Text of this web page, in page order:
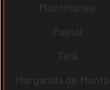
Montmaneu
Papiol
Teià
Margarida de